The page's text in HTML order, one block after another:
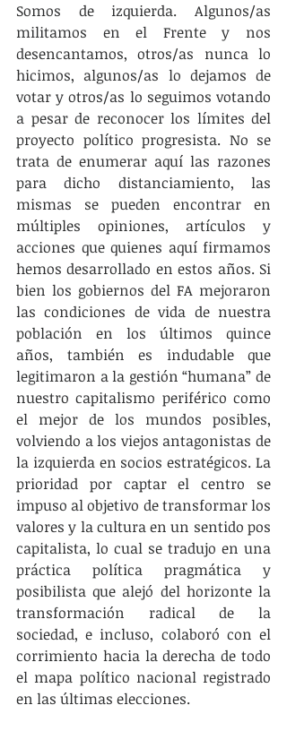
Somos de izquierda. Algunos/as
militamos en el Frente y nos
desencantamos, otros/as nunca lo
hicimos, algunos/as lo dejamos de
votar y otros/as lo seguimos votando
a pesar de reconocer los límites del
proyecto político progresista. No se
trata de enumerar aquí las razones
para dicho distanciamiento, las
mismas se pueden encontrar en
múltiples opiniones, artículos y
acciones que quienes aquí firmamos
hemos desarrollado en estos años. Si
bien los gobiernos del FA mejoraron
las condiciones de vida de nuestra
población en los últimos quince
años, también es indudable que
legitimaron a la gestión “humana” de
nuestro capitalismo periférico como
el mejor de los mundos posibles,
volviendo a los viejos antagonistas de
la izquierda en socios estratégicos. La
prioridad por captar el centro se
impuso al objetivo de transformar los
valores y la cultura en un sentido pos
capitalista, lo cual se tradujo en una
práctica política pragmática y
posibilista que alejó del horizonte la
transformación radical de la
sociedad, e incluso, colaboró con el
corrimiento hacia la derecha de todo
el mapa político nacional registrado
en las últimas elecciones.